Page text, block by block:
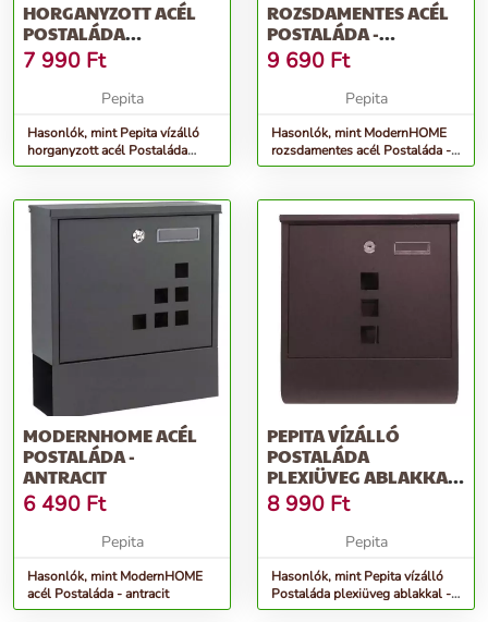
HORGANYZOTT ACÉL
POSTALÁDA
ÚJSÁGTARTÓVAL -
ANTRACIT
7 990 Ft
Pepita
Hasonlók, mint Pepita vízálló
horganyzott acél Postaláda
újságtartóval - antracit
ROZSDAMENTES ACÉL
POSTALÁDA -
ANTRACIT
9 690 Ft
Pepita
Hasonlók, mint ModernHOME
rozsdamentes acél Postaláda -
antracit
MODERNHOME ACÉL
POSTALÁDA -
ANTRACIT
6 490 Ft
Pepita
Hasonlók, mint ModernHOME
acél Postaláda - antracit
PEPITA VÍZÁLLÓ
POSTALÁDA
PLEXIÜVEG ABLAKKAL
- BARNA
8 990 Ft
Pepita
Hasonlók, mint Pepita vízálló
Postaláda plexiüveg ablakkal -
barna